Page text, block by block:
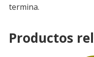
termina.
Productos